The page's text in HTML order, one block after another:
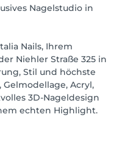
Nagelstudio in
Nails, Ihrem
Niehler Straße 325 in
Stil und höchste
Acryl,
3D-Nageldesign
echten Highlight.